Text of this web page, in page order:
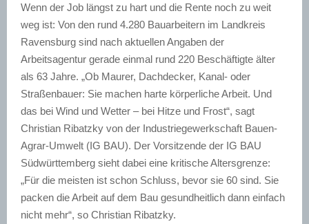
Wenn der Job längst zu hart und die Rente noch zu weit
weg ist: Von den rund 4.280 Bauarbeitern im Landkreis
Ravensburg sind nach aktuellen Angaben der
Arbeitsagentur gerade einmal rund 220 Beschäftigte älter
als 63 Jahre. „Ob Maurer, Dachdecker, Kanal- oder
Straßenbauer: Sie machen harte körperliche Arbeit. Und
das bei Wind und Wetter – bei Hitze und Frost“, sagt
Christian Ribatzky von der Industriegewerkschaft Bauen-
Agrar-Umwelt (IG BAU). Der Vorsitzende der IG BAU
Südwürttemberg sieht dabei eine kritische Altersgrenze:
„Für die meisten ist schon Schluss, bevor sie 60 sind. Sie
packen die Arbeit auf dem Bau gesundheitlich dann einfach
nicht mehr“, so Christian Ribatzky.